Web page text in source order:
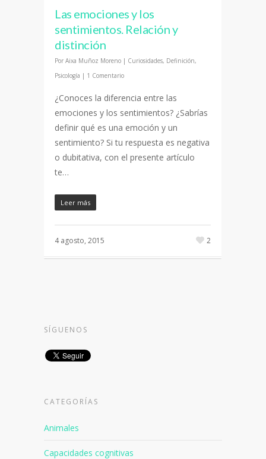
Las emociones y los
sentimientos. Relación y
distinción
Por Aixa Muñoz Moreno | Curiosidades, Definición,
Psicología | 1 Comentario
¿Conoces la diferencia entre las
emociones y los sentimientos? ¿Sabrías
definir qué es una emoción y un
sentimiento? Si tu respuesta es negativa
o dubitativa, con el presente artículo
te…
Leer más
4 agosto, 2015 2
SÍGUENOS
CATEGORÍAS
Animales
Capacidades cognitivas